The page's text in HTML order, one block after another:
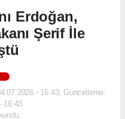
Erdoğan,
Şerif İle
- 16:43, Güncelleme:
16:43